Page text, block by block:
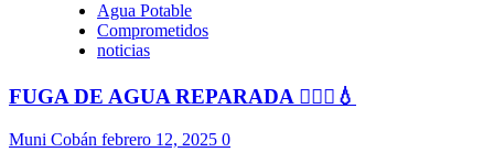
Agua Potable
Comprometidos
noticias
FUGA DE AGUA REPARADA 👷🏻‍♂️💧
Muni Cobán febrero 12, 2025 0